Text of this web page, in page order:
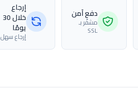
دفع آمن
مشفّر بـ
SSL
إرجاع
خلال 30
يومًا
إرجاع سهل